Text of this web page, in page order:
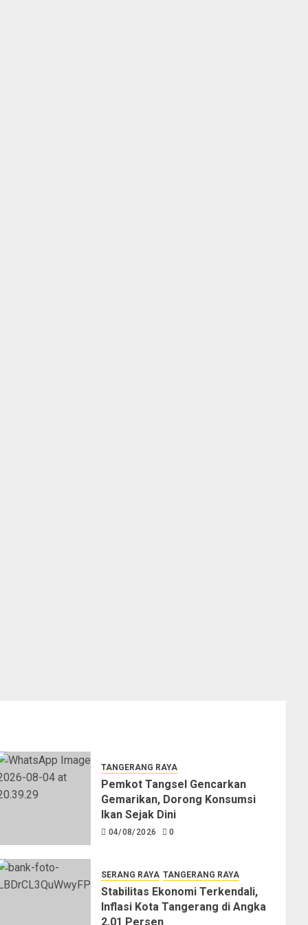
TANGERANG RAYA
Pemkot Tangsel Gencarkan
Gemarikan, Dorong Konsumsi
Ikan Sejak Dini
04/08/2026 0
SERANG RAYA TANGERANG RAYA
Stabilitas Ekonomi Terkendali,
Inflasi Kota Tangerang di Angka
2,01 Persen